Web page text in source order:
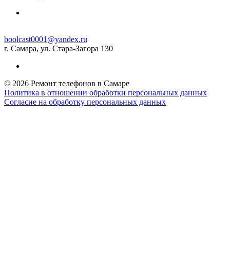
boolcast0001@yandex.ru
г. Самара, ул. Стара-Загора 130
© 2026 Ремонт телефонов в Самаре
Политика в отношении обработки персональных данных
Согласие на обработку персональных данных